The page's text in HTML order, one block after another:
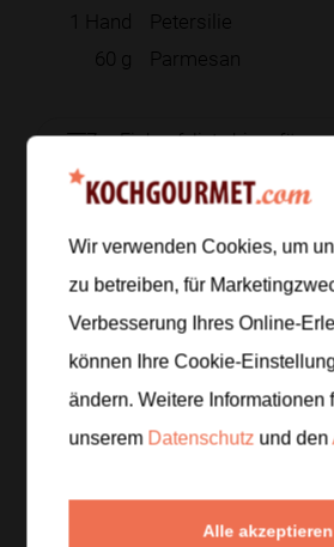
1 Hand
Petersilie
60 g Parmesan
Zur Einkaufsliste hinzufügen
Zubereitung
Schritt 1/5
Zucchini waschen, längs
Halbmonde schneiden.
Ringe schneiden, Knoblauch
Wir verwenden Cookies, um
zu betreiben, für
Verbesserung Ihres Online-
können Ihre Cookie-
ändern. Weitere Informationen
unserem Datenschutz und den
Alle akzeptieren